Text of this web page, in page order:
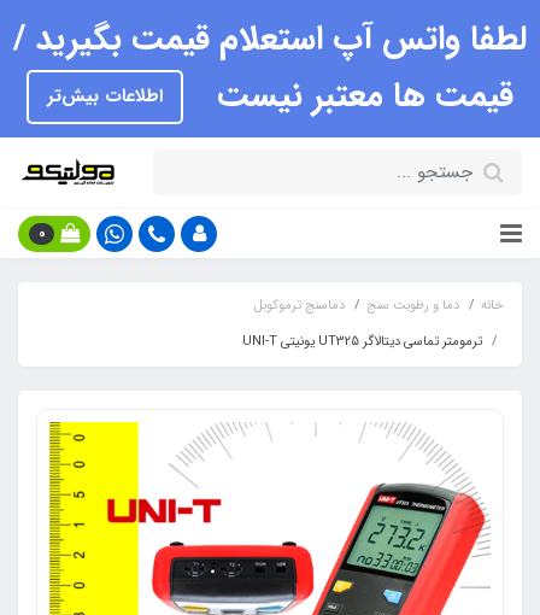
لطفا واتس آپ استعلام قیمت بگیرید /
قیمت ها معتبر نیست
اطلاعات بیش‌تر
0
خانه دما و رطوبت سنج
دماسنج ترموکوبل
ترمومتر تماسی دیتالاگر UT325 یونیتی UNI-T